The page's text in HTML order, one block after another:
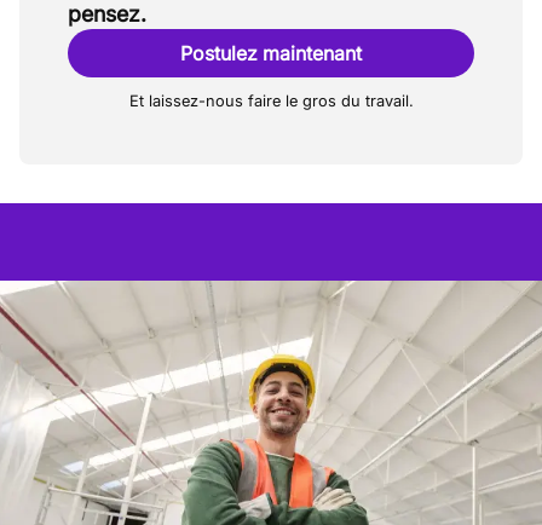
pensez.
Postulez maintenant
Et laissez-nous faire le gros du travail.